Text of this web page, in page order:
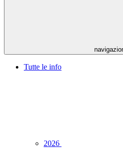
Tutte le info
2026